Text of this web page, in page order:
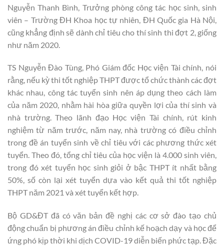
Nguyễn Thanh Bình, Trưởng phòng công tác học sinh, sinh
viên – Trường ĐH Khoa học tự nhiên, ĐH Quốc gia Hà Nội,
cũng khẳng định sẽ dành chỉ tiêu cho thí sinh thi đợt 2, giống
như năm 2020.
TS Nguyễn Đào Tùng, Phó Giám đốc Học viện Tài chính, nói
rằng, nếu kỳ thi tốt nghiệp THPT được tổ chức thành các đợt
khác nhau, công tác tuyển sinh nên áp dụng theo cách làm
của năm 2020, nhằm hài hòa giữa quyền lợi của thí sinh và
nhà trường. Theo lãnh đạo Học viện Tài chính, rút kinh
nghiệm từ năm trước, năm nay, nhà trường có điều chỉnh
trong đề án tuyển sinh về chỉ tiêu với các phương thức xét
tuyển. Theo đó, tổng chỉ tiêu của học viện là 4.000 sinh viên,
trong đó xét tuyển học sinh giỏi ở bậc THPT ít nhất bằng
50%, số còn lại xét tuyển dựa vào kết quả thi tốt nghiệp
THPT năm 2021 và xét tuyển kết hợp.
Bộ GD&ĐT đã có văn bản đề nghị các cơ sở đào tạo chủ
động chuẩn bị phương án điều chỉnh kế hoạch dạy và học để
ứng phó kịp thời khi dịch COVID-19 diễn biến phức tạp. Đặc